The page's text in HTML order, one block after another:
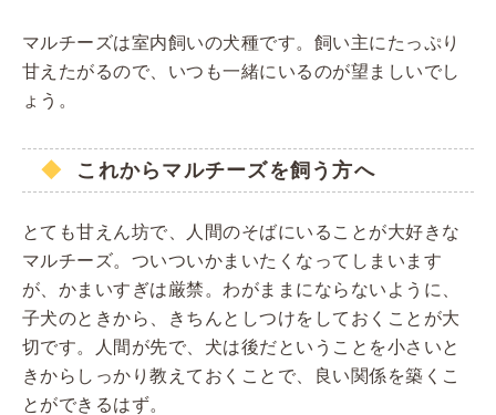
マルチーズは室内飼いの犬種です。飼い主にたっぷり
甘えたがるので、いつも一緒にいるのが望ましいでし
ょう。
これからマルチーズを飼う方へ
とても甘えん坊で、人間のそばにいることが大好きな
マルチーズ。ついついかまいたくなってしまいます
が、かまいすぎは厳禁。わがままにならないように、
子犬のときから、きちんとしつけをしておくことが大
切です。人間が先で、犬は後だということを小さいと
きからしっかり教えておくことで、良い関係を築くこ
とができるはず。